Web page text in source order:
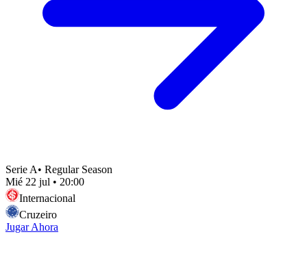
Serie A• Regular Season
Mié 22 jul • 20:00
Internacional
Cruzeiro
Jugar Ahora